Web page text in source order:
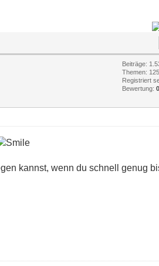
Beiträge:
Themen: 125
Registriert
Bewertung:0
kannst, wenn du schnell genug